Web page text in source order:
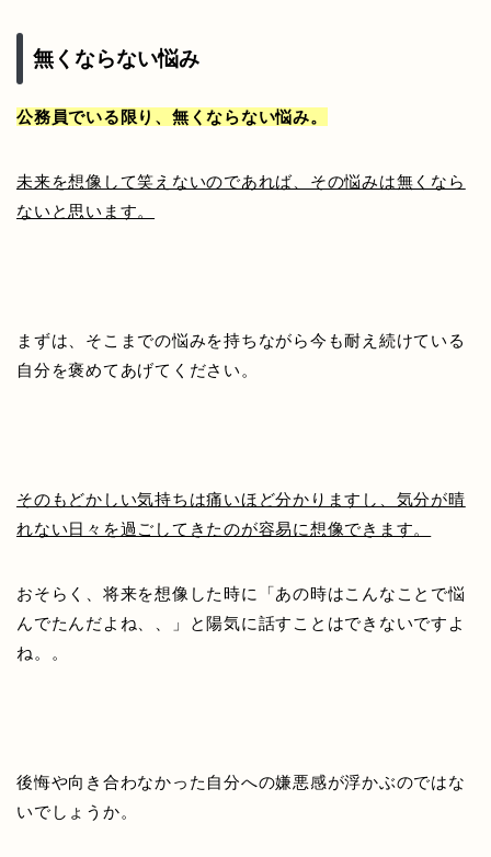
無くならない悩み
公務員でいる限り、無くならない悩み。
未来を想像して笑えないのであれば、その悩みは無くなら
ないと思います。
まずは、そこまでの悩みを持ちながら今も耐え続けている
自分を褒めてあげてください。
そのもどかしい気持ちは痛いほど分かりますし、気分が晴
れない日々を過ごしてきたのが容易に想像できます。
おそらく、将来を想像した時に「あの時はこんなことで悩
んでたんだよね、、」と陽気に話すことはできないですよ
ね。。
後悔や向き合わなかった自分への嫌悪感が浮かぶのではな
いでしょうか。